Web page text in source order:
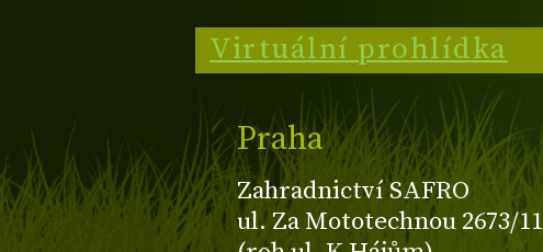
Virtuální prohlídka
Praha
Zahradnictví SAFRO
ul. Za Mototechnou 2673/11